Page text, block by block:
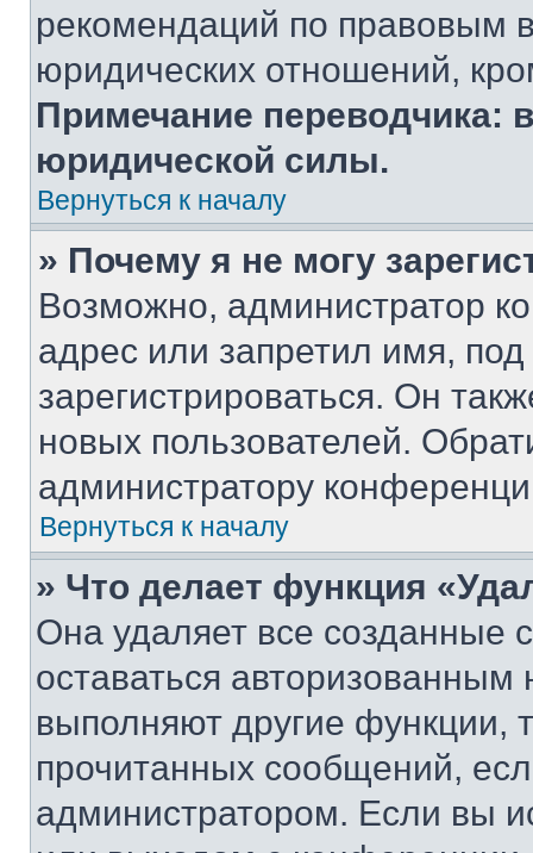
рекомендаций по правовым
юридических отношений,
Примечание переводчика:
юридической силы.
Вернуться к началу
» Почему я не могу
Возможно, администратор
адрес или запретил имя,
зарегистрироваться. Он
новых пользователей.
администратору
Вернуться к началу
» Что делает функция
Она удаляет все созданные
оставаться
выполняют другие функции,
прочитанных сообщений,
администратором. Если вы